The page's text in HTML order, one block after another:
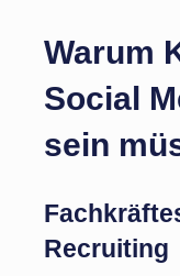
Warum
Social
sein
Recruiting